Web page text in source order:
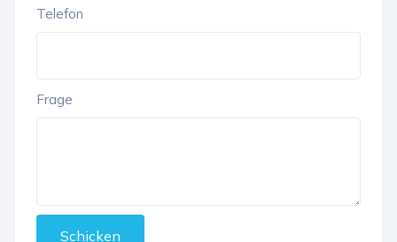
Telefon
Frage
Schicken